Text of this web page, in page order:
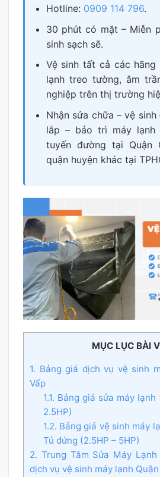
Hotline: 0909 114 796.
30 phút có mặt – Miễn
sinh sạch sẽ.
Vệ sinh tất cả các
lạnh treo tường, âm
nghiệp trên thị trường
Nhận sửa chữa – vệ
lắp – bảo trì máy
tuyến đường tại Quận
quận huyện khác tại
MỤC LỤC BÀI
1. Bảng giá dịch vụ vệ sinh
Vấp
1.1. Bảng giá sửa máy
2.5HP)
1.2. Bảng giá vệ sinh máy
Tủ đứng (2.5HP – 5HP)
2. Trung Tâm Sửa Máy
dịch vụ vệ sinh máy lạnh Quận